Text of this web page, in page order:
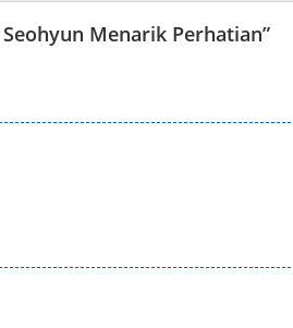
Menarik Perhatian”